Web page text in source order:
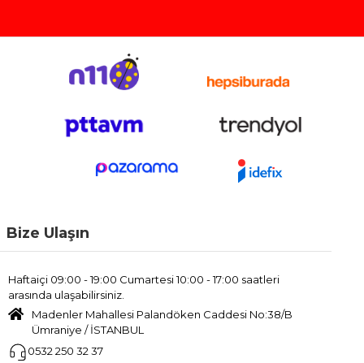
Bize Ulaşın
Haftaiçi 09:00 - 19:00 Cumartesi 10:00 - 17:00 saatleri
arasında ulaşabilirsiniz.
Madenler Mahallesi Palandöken Caddesi No:38/B
Ümraniye / İSTANBUL
0532 250 32 37